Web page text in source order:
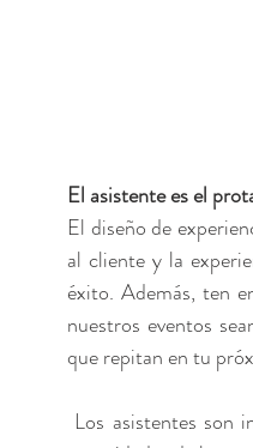
El asistente es el
El diseño de
al cliente y la
éxito. Además, ten
nuestros eventos
que repitan en tu